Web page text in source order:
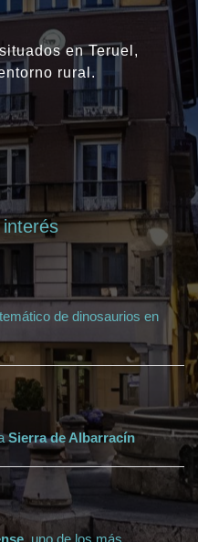
en Teruel,
rural.
de dinosaurios en
Sierra de Albarracín
, uno de los más